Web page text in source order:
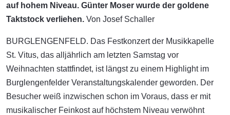
auf hohem Niveau. Günter Moser wurde der goldene
Taktstock verliehen. Von Josef Schaller
BURGLENGENFELD. Das Festkonzert der Musikkapelle
St. Vitus, das alljährlich am letzten Samstag vor
Weihnachten stattfindet, ist längst zu einem Highlight im
Burglengenfelder Veranstaltungskalender geworden. Der
Besucher weiß inzwischen schon im Voraus, dass er mit
musikalischer Feinkost auf höchstem Niveau verwöhnt